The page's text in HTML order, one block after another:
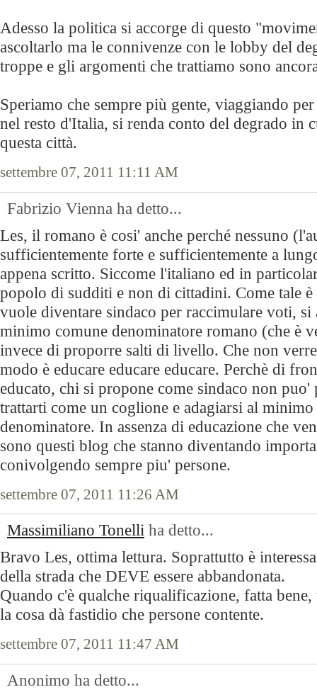
Adesso la politica si accorge di questo
ascoltarlo ma le connivenze con le lobby del
troppe e gli argomenti che trattiamo sono
Speriamo che sempre più gente, viaggiando
nel resto d'Italia, si renda conto del degrado in
questa città.
settembre 07, 2011 11:11 AM
Fabrizio Vienna ha detto...
Les, il romano è cosi' anche perché nessuno
sufficientemente forte e sufficientemente a
appena scritto. Siccome l'italiano ed in
popolo di sudditi e non di cittadini. Come tale
vuole diventare sindaco per raccimulare voti,
minimo comune denominatore romano (che è
invece di proporre salti di livello. Che non
modo è educare educare educare. Perchè di
educato, chi si propone come sindaco non
trattarti come un coglione e adagiarsi al
denominatore. In assenza di educazione che
sono questi blog che stanno diventando
conivolgendo sempre piu' persone.
settembre 07, 2011 11:26 AM
Massimiliano Tonelli ha detto...
Bravo Les, ottima lettura. Soprattutto è
della strada che DEVE essere abbandonata.
Quando c'è qualche riqualificazione, fatta
la cosa dà fastidio che persone contente.
settembre 07, 2011 11:47 AM
Anonimo ha detto...